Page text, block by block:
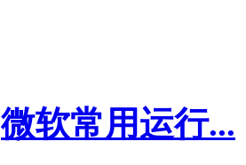
微软常用运行...